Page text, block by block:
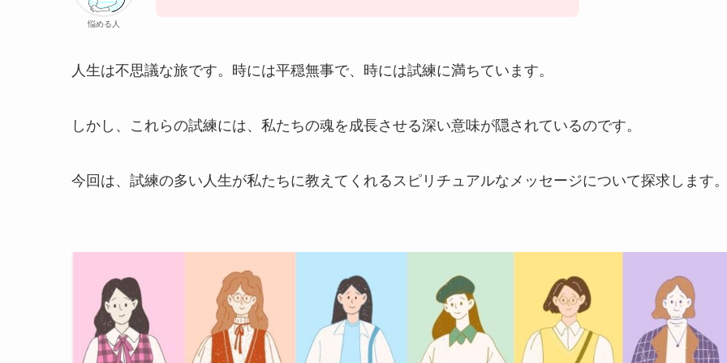
悩める人
人生は不思議な旅です。時には平穏無事で、時には試練に満ちています。
しかし、これらの試練には、私たちの魂を成長させる深い意味が隠されているのです。
今回は、試練の多い人生が私たちに教えてくれるスピリチュアルなメッセージについて探求します